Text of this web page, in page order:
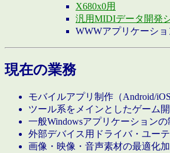
X680x0用
汎用MIDIデータ開発
WWWアプリケーショ
現在の業務
モバイルアプリ制作（Android/iOS
ツール系をメインとしたゲーム
一般Windowsアプリケーションの
外部デバイス用ドライバ・ユー
画像・映像・音声素材の最適化